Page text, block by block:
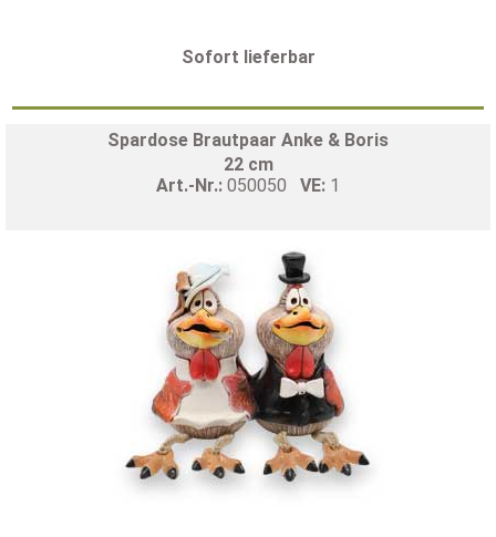
Sofort lieferbar
Spardose Brautpaar Anke & Boris
22 cm
Art.-Nr.: 050050 VE: 1